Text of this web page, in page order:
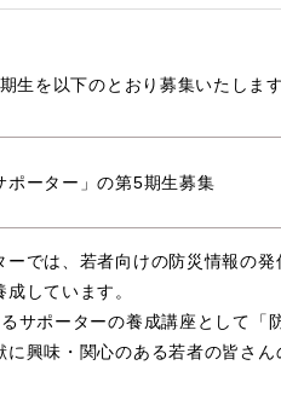
生を以下のとおり募集いたします
ポーター」の第5期生募集
ーでは、若者向けの防災情報の
しています。
サポーターの養成講座として「
興味・関心のある若者の皆さん